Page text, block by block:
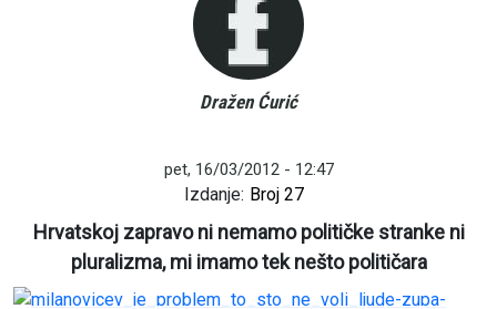
Dražen Ćurić
pet, 16/03/2012 - 12:47
Izdanje: Broj 27
Hrvatskoj zapravo ni nemamo političke stranke ni
pluralizma, mi imamo tek nešto političara